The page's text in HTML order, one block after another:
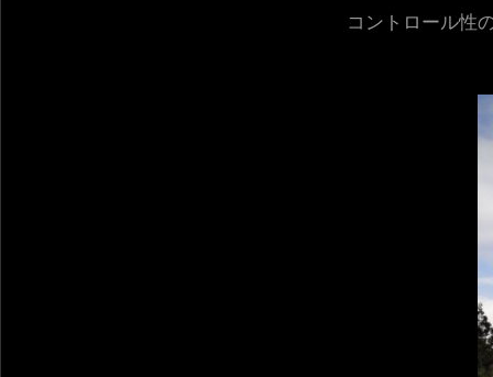
コントロール性